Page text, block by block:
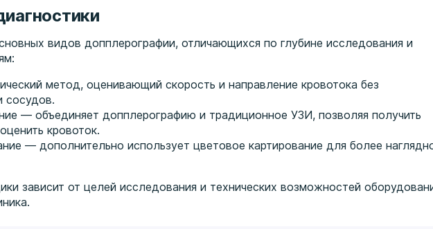
видов допплерографии, отличающихся по глубине исследования и
метод, оценивающий скорость и направление кровотока без
сосудов.
— объединяет допплерографию и традиционное УЗИ, позволяя получить
кровоток.
— дополнительно использует цветовое картирование для более
зависит от целей исследования и технических возможностей